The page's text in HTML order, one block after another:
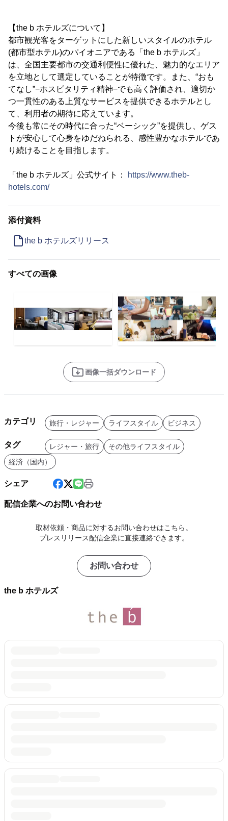
【the b ホテルズについて】
都市観光客をターゲットにした新しいスタイルのホテル
(都市型ホテル)のパイオニアである「the b ホテルズ」
は、全国主要都市の交通利便性に優れた、魅力的なエリア
を立地として選定していることが特徴です。また、“おも
てなし”−ホスピタリティ精神−でも高く評価され、適切か
つ一貫性のある上質なサービスを提供できるホテルとし
て、利用者の期待に応えています。
今後も常にその時代に合った“ベーシック”を提供し、ゲス
トが安心して心身をゆだねられる、感性豊かなホテルであ
り続けることを目指します。
「the b ホテルズ」公式サイト：
https://www.theb-
hotels.com/
添付資料
the b ホテルズリリース
すべての画像
画像一括ダウンロード
カテゴリ 旅行・レジャー ライフスタイル ビジネス
タグ レジャー・旅行
その他ライフスタイル
経済（国内）
シェア
配信企業へのお問い合わせ
取材依頼・商品に対するお問い合わせはこちら。
プレスリリース配信企業に直接連絡できます。
お問い合わせ
the b ホテルズ